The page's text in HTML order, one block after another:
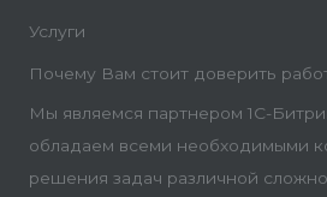
Услуги
Почему Вам стоит доверить
Мы являемся партнером 1С-
обладаем всеми необходимыми
решения задач различной